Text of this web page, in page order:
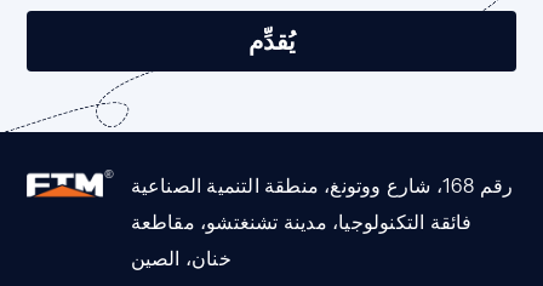
رقم 168، شارع ووتونغ، منطقة التنمية الصناعية
فائقة التكنولوجيا، مدينة تشنغتشو، مقاطعة
خنان، الصين